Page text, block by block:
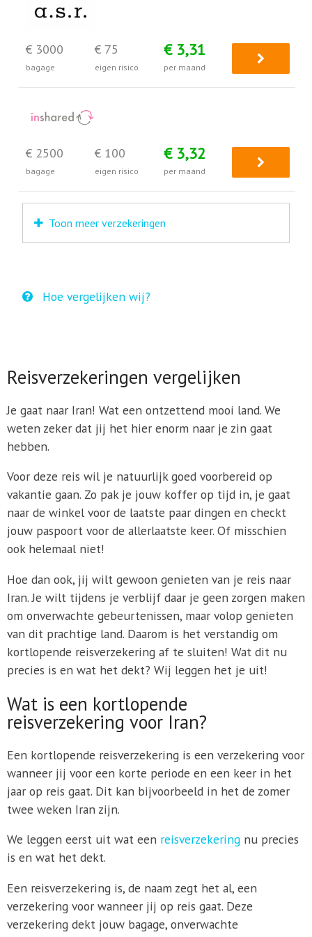
€ 3000
bagage
€ 75
eigen risico
€ 3,31
per maand
€ 2500
bagage
€ 100
eigen risico
€ 3,32
per maand
Toon meer verzekeringen
Hoe vergelijken wij?
Reisverzekeringen vergelijken
Je gaat naar Iran! Wat een ontzettend mooi land. We
weten zeker dat jij het hier enorm naar je zin gaat
hebben.
Voor deze reis wil je natuurlijk goed voorbereid op
vakantie gaan. Zo pak je jouw koffer op tijd in, je gaat
naar de winkel voor de laatste paar dingen en checkt
jouw paspoort voor de allerlaatste keer. Of misschien
ook helemaal niet!
Hoe dan ook, jij wilt gewoon genieten van je reis naar
Iran. Je wilt tijdens je verblijf daar je geen zorgen maken
om onverwachte gebeurtenissen, maar volop genieten
van dit prachtige land. Daarom is het verstandig om
kortlopende reisverzekering af te sluiten! Wat dit nu
precies is en wat het dekt? Wij leggen het je uit!
Wat is een kortlopende
reisverzekering voor Iran?
Een kortlopende reisverzekering is een verzekering voor
wanneer jij voor een korte periode en een keer in het
jaar op reis gaat. Dit kan bijvoorbeeld in het de zomer
twee weken Iran zijn.
We leggen eerst uit wat een reisverzekeringnu precies
is en wat het dekt.
Een reisverzekering is, de naam zegt het al, een
verzekering voor wanneer jij op reis gaat. Deze
verzekering dekt jouw bagage, onverwachte